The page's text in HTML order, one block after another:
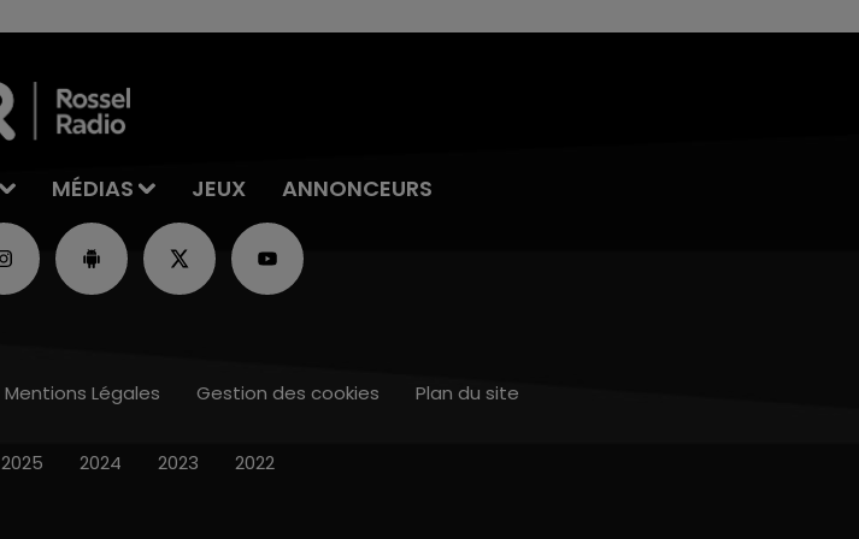
MÉDIAS JEUX ANNONCEURS
Mentions Légales Gestion des cookies Plan du site
2025 2024 2023 2022